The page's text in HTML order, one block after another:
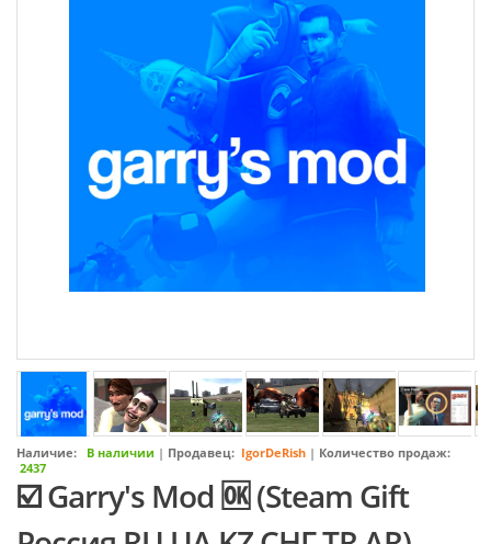
Наличие: В наличии | Продавец: IgorDeRish | Количество продаж:
2437
☑️ Garry's Mod 🆗 (Steam Gift